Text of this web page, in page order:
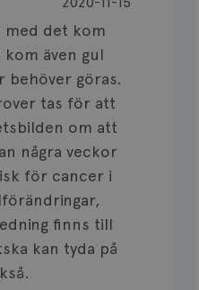
med det kom
även gul
behöver göras.
tas för att
om att
några veckor
för cancer i
finns till
kan tyda på